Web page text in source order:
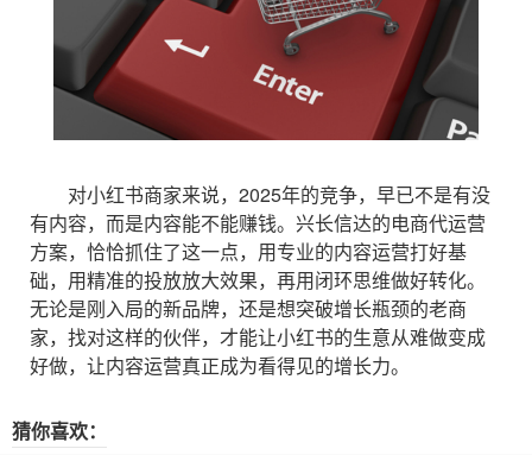
对小红书商家来说，2025年的竞争，早已不是有没
有内容，而是内容能不能赚钱。兴长信达的电商代运营
方案，恰恰抓住了这一点，用专业的内容运营打好基
础，用精准的投放放大效果，再用闭环思维做好转化。
无论是刚入局的新品牌，还是想突破增长瓶颈的老商
家，找对这样的伙伴，才能让小红书的生意从难做变成
好做，让内容运营真正成为看得见的增长力。
猜你喜欢：